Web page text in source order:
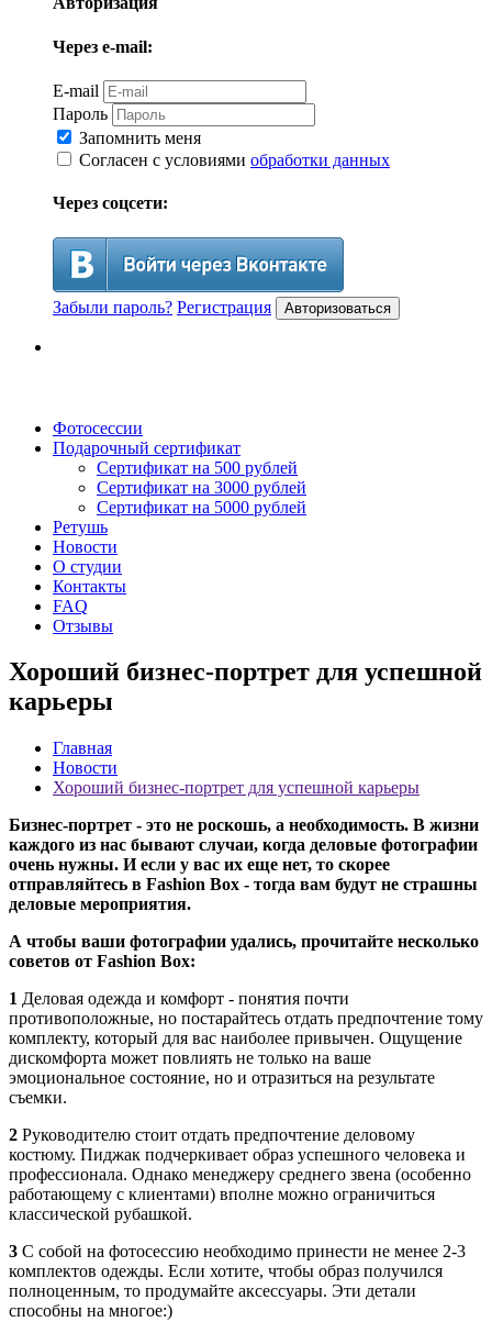
Через e-mail:
E-mail
Пароль
Запомнить меня
Согласен с условиями обработки данных
Через соцсети:
Забыли пароль? Регистрация Авторизоваться
Фотосессии
Подарочный сертификат
Сертификат на 500 рублей
Сертификат на 3000 рублей
Сертификат на 5000 рублей
Ретушь
Новости
О студии
Контакты
FAQ
Отзывы
Хороший бизнес-портрет для успешной
карьеры
Главная
Новости
Хороший бизнес-портрет для успешной карьеры
Бизнес-портрет - это не роскошь, а необходимость. В жизни
каждого из нас бывают случаи, когда деловые фотографии
очень нужны. И если у вас их еще нет, то скорее
отправляйтесь в Fashion Box - тогда вам будут не страшны
деловые мероприятия.
А чтобы ваши фотографии удались, прочитайте несколько
советов от Fashion Box:
1 Деловая одежда и комфорт - понятия почти
противоположные, но постарайтесь отдать предпочтение тому
комплекту, который для вас наиболее привычен. Ощущение
дискомфорта может повлиять не только на ваше
эмоциональное состояние, но и отразиться на результате
съемки.
2 Руководителю стоит отдать предпочтение деловому
костюму. Пиджак подчеркивает образ успешного человека и
профессионала. Однако менеджеру среднего звена (особенно
работающему с клиентами) вполне можно ограничиться
классической рубашкой.
3 С собой на фотосессию необходимо принести не менее 2-3
комплектов одежды. Если хотите, чтобы образ получился
полноценным, то продумайте аксессуары. Эти детали
способны на многое:)